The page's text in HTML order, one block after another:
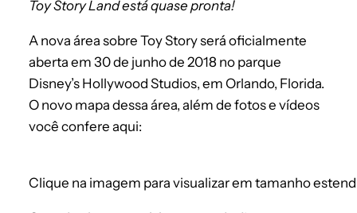
Toy Story Land está quase pronta!
A nova área sobre Toy Story será oficialmente
aberta em 30 de junho de 2018 no parque
Disney’s Hollywood Studios, em Orlando, Florida.
O novo mapa dessa área, além de fotos e vídeos
você confere aqui:
Clique na imagem para visualizar em tamanho